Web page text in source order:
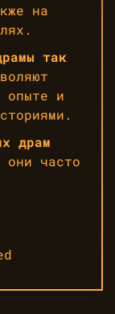
на
так
опыте и
драм
часто